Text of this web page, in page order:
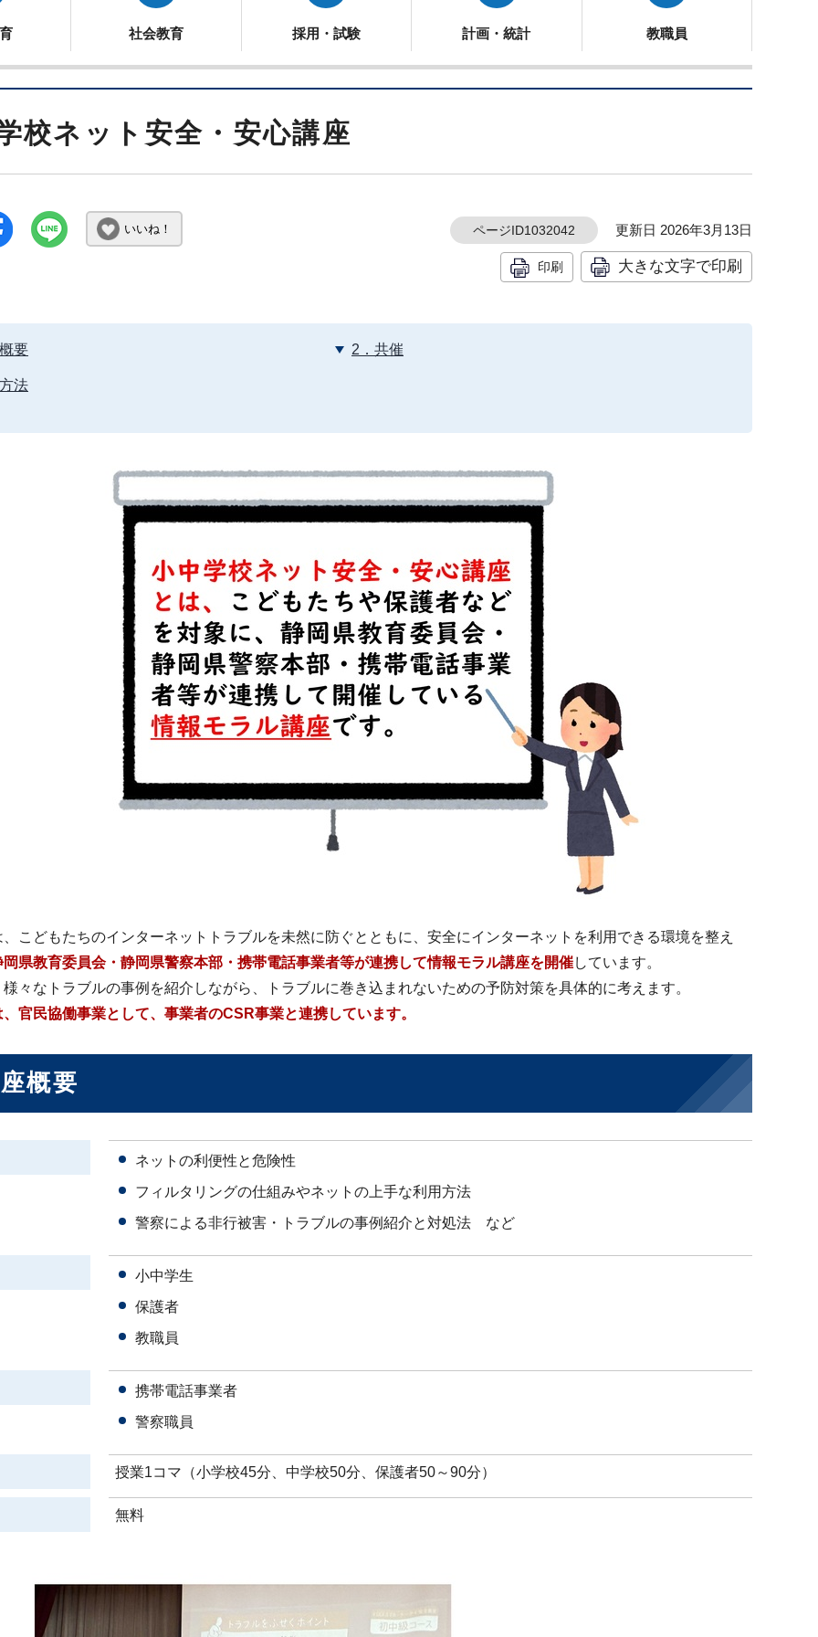
社会教育 採用・試験 計画・統計 教職員
校ネット安全・安心講座
いいね！ ページID1032042 更新日 2026年3月13日
印刷 大きな文字で印刷
要 2．共催
法
こどもたちのインターネットトラブルを未然に防ぐとともに、安全にインターネットを利用できる環境を整え
岡県教育委員会・静岡県警察本部・携帯電話事業者等が連携して情報モラル講座を開催しています。
々なトラブルの事例を紹介しながら、トラブルに巻き込まれないための予防対策を具体的に考えます。
官民協働事業として、事業者のCSR事業と連携しています。
概要
ネットの利便性と危険性
フィルタリングの仕組みやネットの上手な利用方法
警察による非行被害・トラブルの事例紹介と対処法 など
小中学生
保護者
教職員
携帯電話事業者
警察職員
授業1コマ（小学校45分、中学校50分、保護者50～90分）
無料